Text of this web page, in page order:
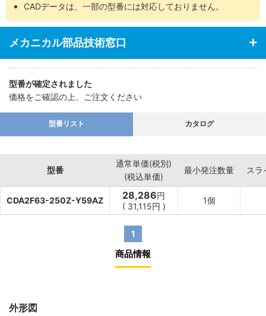
CADデータは、一部の型番には対応しておりません。
メカニカル部品技術窓口
型番が確定されました
価格をご確認の上、ご注文ください
型番リスト カタログ
型番
通常単価(税別)
(税込単価)
最小発注数量 スラ
CDA2F63-250Z-Y59AZ 28,286円
( 31,115円 )
1個
1
商品情報
外形図